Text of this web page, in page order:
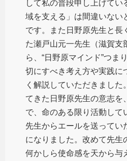
して私の普段申し上げてい
域を支える」は間違いない
です。また日野原先生と長
た瀬戸山元一先生（滋賀支
ら、“日野原マインド”つま
切にすべき考え方や実践に
く解説していただきました
てきた日野原先生の意志を
で、命のある限り活動して
先生からエールを送ってい
になりました。改めて先生
何かしら使命感を天から与